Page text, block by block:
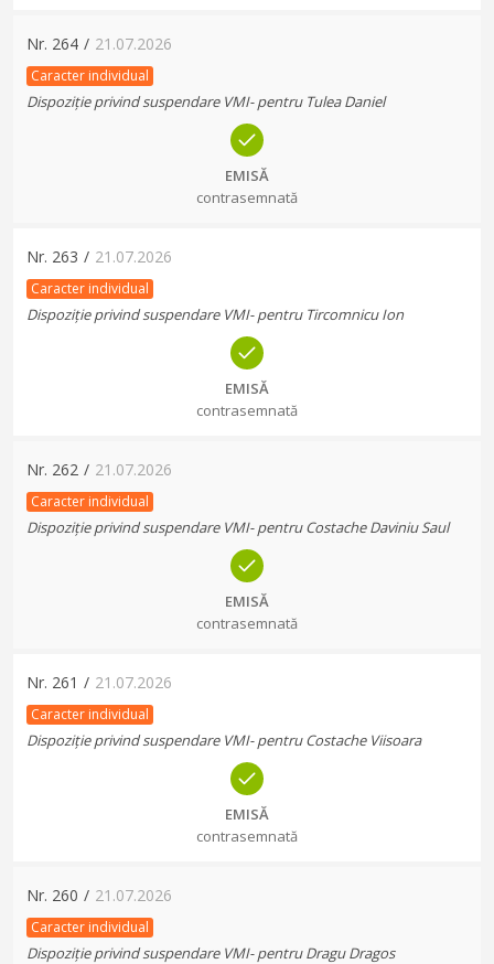
Nr. 264 / 21.07.2026
Caracter individual
Dispoziție privind suspendare VMI- pentru Tulea Daniel
EMISĂ
contrasemnată
Nr. 263 / 21.07.2026
Caracter individual
Dispoziție privind suspendare VMI- pentru Tircomnicu Ion
EMISĂ
contrasemnată
Nr. 262 / 21.07.2026
Caracter individual
Dispoziție privind suspendare VMI- pentru Costache Daviniu Saul
EMISĂ
contrasemnată
Nr. 261 / 21.07.2026
Caracter individual
Dispoziție privind suspendare VMI- pentru Costache Viisoara
EMISĂ
contrasemnată
Nr. 260 / 21.07.2026
Caracter individual
Dispoziție privind suspendare VMI- pentru Dragu Dragos